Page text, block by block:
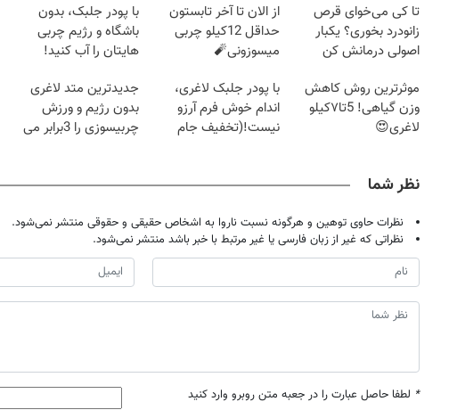
تا کی می‌خوای قرص
زانودرد بخوری؟ یکبار
اصولی درمانش کن
از الان تا آخر تابستون
حداقل 12کیلو چربی
میسوزونی🧨
با پودر جلبک، بدون
باشگاه و رژیم چربی
هایتان را آب کنید!
موثرترین روش کاهش
وزن گیاهی! 5تا۷کیلو
لاغری😍
با پودر جلبک لاغری،
اندام خوش فرم آرزو
نیست!(تخفیف جام
جدیدترین متد لاغری
بدون رژیم و ورزش
چربیسوزی را 3برابر می
نظر شما
نظرات حاوی توهین و هرگونه نسبت ناروا به اشخاص حقیقی و حقوقی منتشر نمی‌شود.
نظراتی که غیر از زبان فارسی یا غیر مرتبط با خبر باشد منتشر نمی‌شود.
* لطفا حاصل عبارت را در جعبه متن روبرو وارد کنید